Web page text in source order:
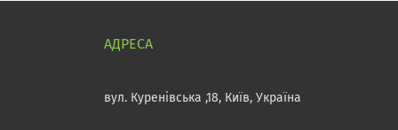
вул. Куренівська ,18, Київ, Україна